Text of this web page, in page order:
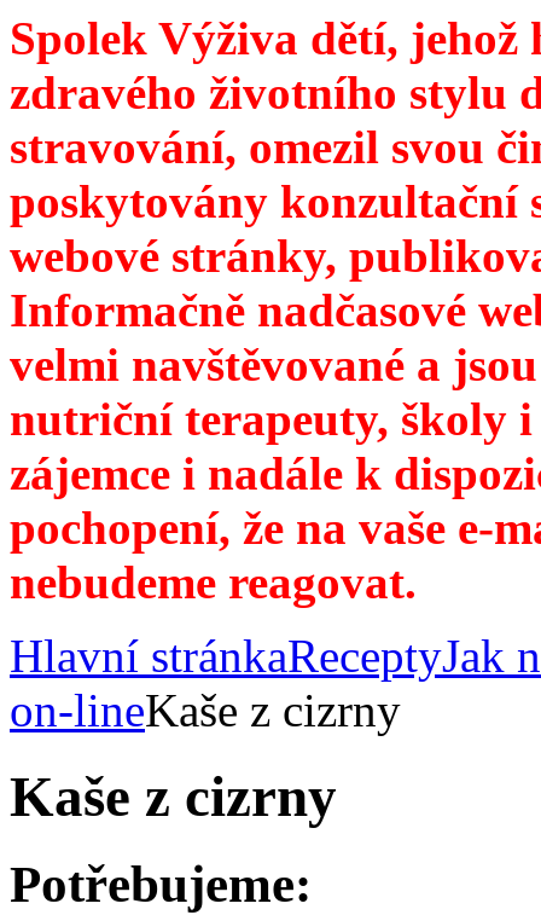
Spolek Výživa dětí,
zdravého životního stylu
stravování, omezil svou
poskytovány konzultační
webové stránky,
Informačně nadčasové
velmi navštěvované a
nutriční terapeuty, školy
zájemce i nadále k
pochopení, že na vaše e-
nebudeme reagovat.
Hlavní stránkaReceptyJak
on-lineKaše z cizrny
Kaše z cizrny
Potřebujeme: